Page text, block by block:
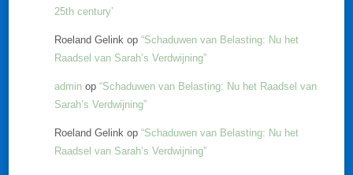
25th century’
Roeland Gelink op “Schaduwen van Belasting: Nu het
Raadsel van Sarah’s Verdwijning”
admin op “Schaduwen van Belasting: Nu het Raadsel van
Sarah’s Verdwijning”
Roeland Gelink op “Schaduwen van Belasting: Nu het
Raadsel van Sarah’s Verdwijning”